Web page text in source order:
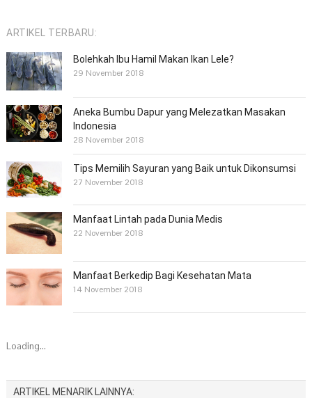
ARTIKEL TERBARU:
Bolehkah Ibu Hamil Makan Ikan Lele?
29 November 2018
Aneka Bumbu Dapur yang Melezatkan Masakan
Indonesia
28 November 2018
Tips Memilih Sayuran yang Baik untuk Dikonsumsi
27 November 2018
Manfaat Lintah pada Dunia Medis
22 November 2018
Manfaat Berkedip Bagi Kesehatan Mata
14 November 2018
Loading...
ARTIKEL MENARIK LAINNYA: